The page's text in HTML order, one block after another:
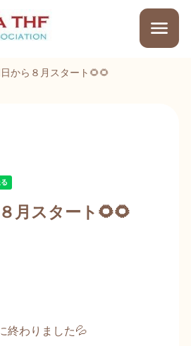
から８月スタート🌻🌻
月スタート🌻🌻
終わりました💦